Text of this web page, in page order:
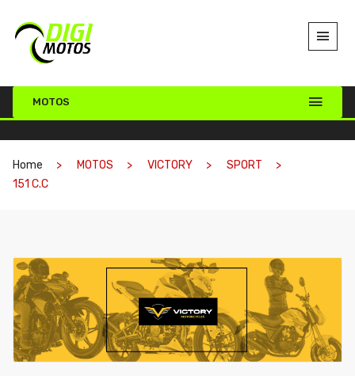
MOTOS
Home MOTOS VICTORY
SPORT
151 C.C